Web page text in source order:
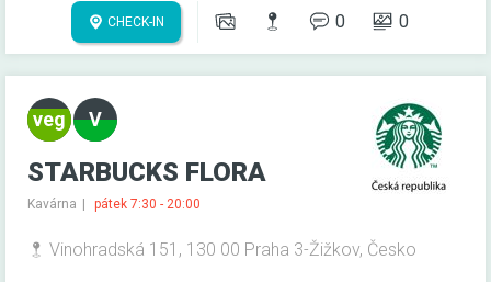
CHECK-IN 0 0
STARBUCKS FLORA
Kavárna pátek 7:30 - 20:00
Vinohradská 151, 130 00 Praha 3-Žižkov, Česko